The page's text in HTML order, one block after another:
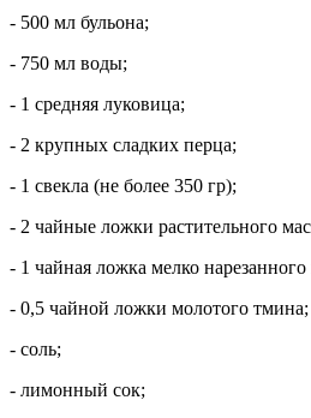
- 500 мл бульона;
- 750 мл воды;
- 1 средняя луковица;
- 2 крупных сладких перца;
- 1 свекла (не более 350 гр);
- 2 чайные ложки растительного
- 1 чайная ложка мелко
- 0,5 чайной ложки молотого тмина;
- соль;
- лимонный сок;